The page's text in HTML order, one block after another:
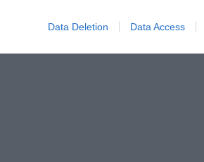
Data Deletion Data Access